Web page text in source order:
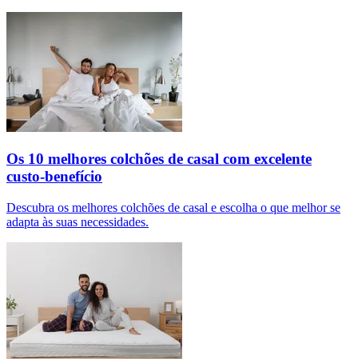
Os 10 melhores colchões de casal com excelente
custo-benefício
Descubra os melhores colchões de casal e escolha o que melhor se
adapta às suas necessidades.